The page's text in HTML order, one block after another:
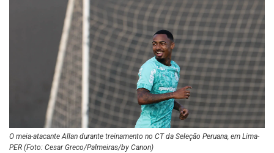
O meia-atacante Allan durante treinamento no CT da Seleção Peruana, em Lima-
PER (Foto: Cesar Greco/Palmeiras/by Canon)